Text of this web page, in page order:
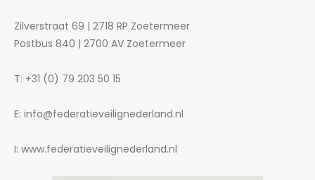
Zilverstraat 69 | 2718 RP Zoetermeer
Postbus 840 | 2700 AV Zoetermeer
T: +31 (0) 79 203 50 15
E: info@federatieveilignederland.nl
I: www.federatieveilignederland.nl